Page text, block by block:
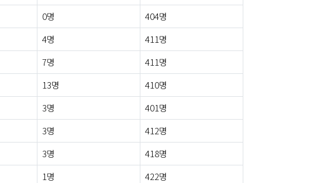
0명
404명
4명
411명
7명
411명
13명
410명
3명
401명
3명
412명
3명
418명
1명
422명